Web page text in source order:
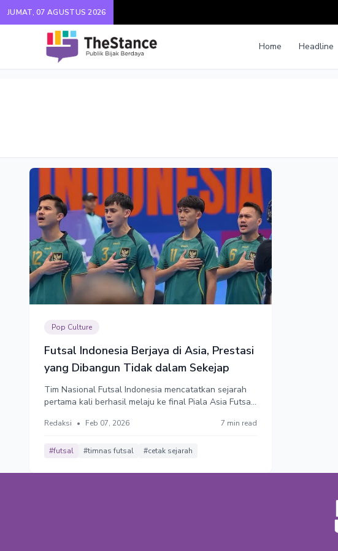
JUMAT, 07 AGUSTUS 2026
Home Headline
Pop Culture
Futsal Indonesia Berjaya di Asia, Prestasi
yang Dibangun Tidak dalam Sekejap
Tim Nasional Futsal Indonesia mencatatkan sejarah
pertama kali berhasil melaju ke final Piala Asia Futsal
futsal di Indonesia yang dimulai sejak level paling
dibangun dalam sekejap.
Redaksi • Feb 07, 2026 7 min read
#futsal #timnas futsal #cetak sejarah